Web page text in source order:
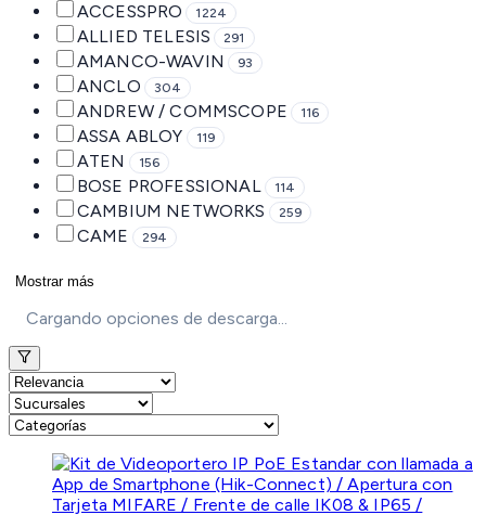
ACCESSPRO 1224
ALLIED TELESIS 291
AMANCO-WAVIN 93
ANCLO 304
ANDREW / COMMSCOPE 116
ASSA ABLOY 119
ATEN 156
BOSE PROFESSIONAL 114
CAMBIUM NETWORKS 259
CAME 294
Mostrar más
Cargando opciones de descarga...